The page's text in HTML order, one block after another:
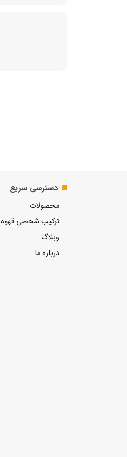
.
دسترسی سریع
محصولات
ترکیب شخصی قهوه
وبلاگ
درباره ما